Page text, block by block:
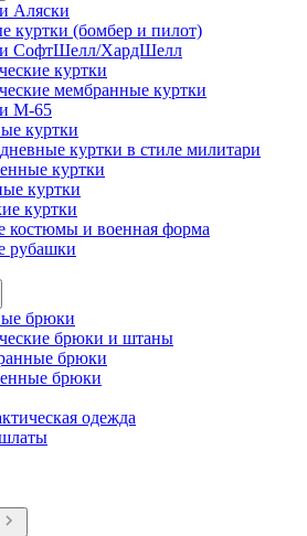
Аляски
куртки (бомбер и пилот)
СофтШелл/ХардШелл
куртки
мембранные куртки
М-65
куртки
куртки в стиле милитари
куртки
куртки
куртки
костюмы и военная форма
рубашки
брюки
брюки и штаны
брюки
брюки
одежда